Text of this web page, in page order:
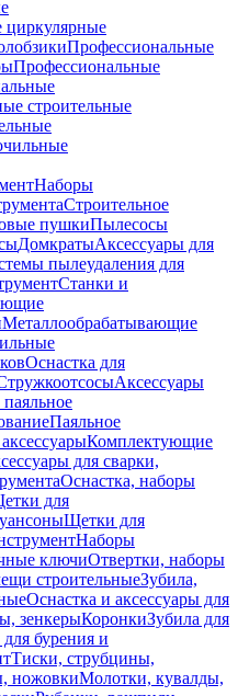
циркулярные
Профессиональные
Профессиональные
строительные
Наборы
Строительное
пушкиПылесосы
ДомкратыАксессуары для
пылеудаления для
Станки и
Металлообрабатывающие
Оснастка для
Аксессуары
Паяльное
Комплектующие
для сварки,
Оснастка, наборы
для
Щетки для
Наборы
ключиОтвертки, наборы
строительныеЗубила,
Оснастка и аксессуары для
зенкерыКоронкиЗубила для
бурения и
Тиски, струбцины,
ножовкиМолотки, кувалды,